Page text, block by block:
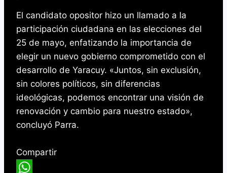
El candidato opositor hizo un llamado a la
participación ciudadana en las elecciones del
25 de mayo, enfatizando la importancia de
elegir un nuevo gobierno comprometido con el
desarrollo de Yaracuy. «Juntos, sin exclusión,
sin colores políticos, sin diferencias
ideológicas, podemos encontrar una visión de
renovación y cambio para nuestro estado»,
concluyó Parra.
Compartir